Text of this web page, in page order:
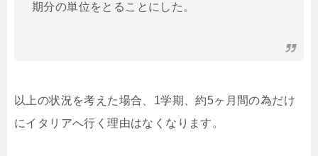
期分の単位をとることにした。
以上の状況を考えた場合、1学期、約5ヶ月間の為だけ
にイタリアへ行く理由はなくなります。